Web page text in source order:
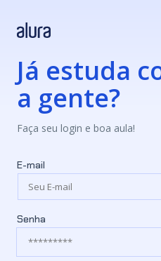
Já estuda
a gente?
Faça seu login e boa aula!
E-mail
Senha